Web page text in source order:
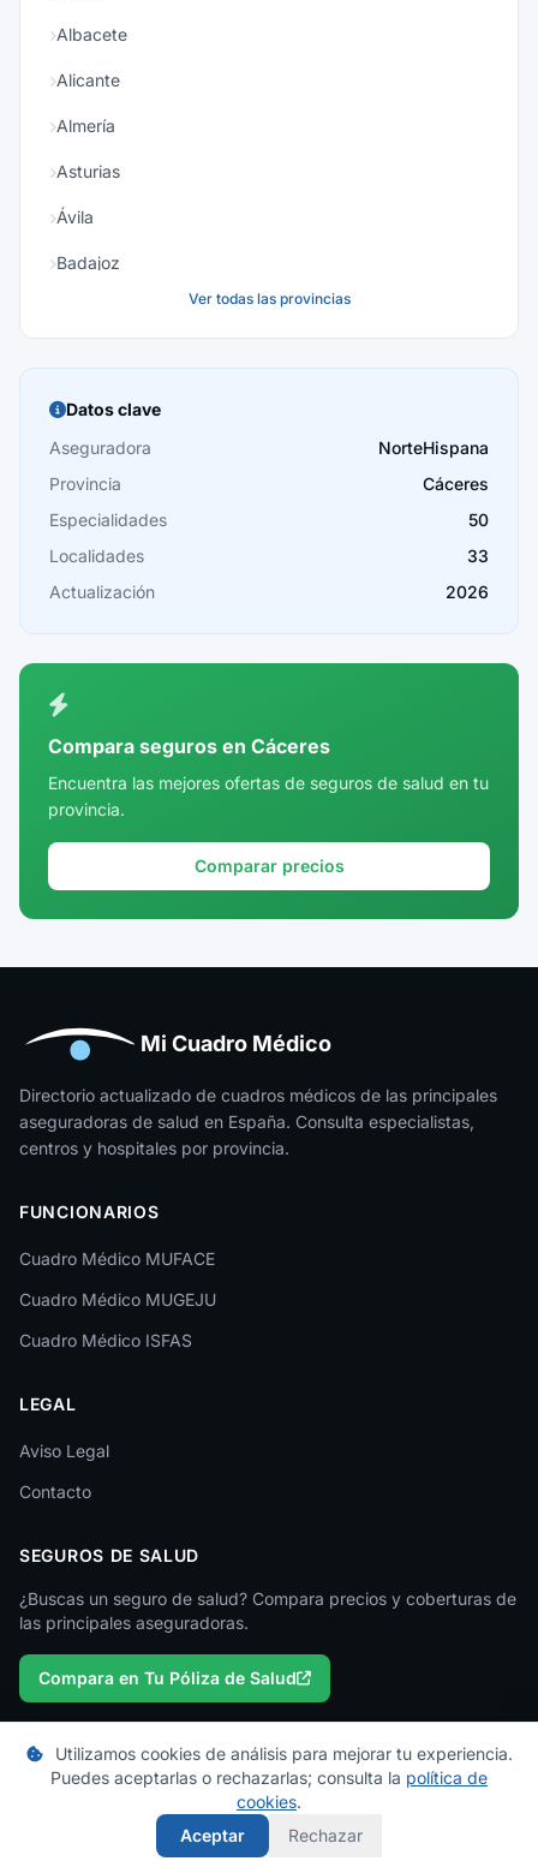
Albacete
Alicante
Almería
Asturias
Ávila
Badajoz
Burgos
Cáceres
Cádiz
Cantabria
Castellón
Córdoba
Cuenca
Girona
Huesca
Jaén
La Rioja
León
Lleida
Lugo
Málaga
Melilla
Murcia
Palencia
Pontevedra
Salamanca
Santa Cruz de Tenerife
Ver todas las provincias
Datos clave
Aseguradora
NorteHispana
Provincia
Cáceres
Especialidades
50
Localidades
33
Actualización
2026
Compara seguros en Cáceres
Encuentra las mejores ofertas de seguros de salud en tu
provincia.
Comparar precios
Mi Cuadro Médico
Directorio actualizado de cuadros médicos de las principales
aseguradoras de salud en España. Consulta especialistas,
centros y hospitales por provincia.
FUNCIONARIOS
Cuadro Médico MUFACE
Cuadro Médico MUGEJU
Cuadro Médico ISFAS
LEGAL
Aviso Legal
Contacto
SEGUROS DE SALUD
¿Buscas un seguro de salud? Compara precios y coberturas de
las principales aseguradoras.
Compara en Tu Póliza de Salud
© 2026 micuadromedico.es — Un proyecto de
Los cuadros médicos se actualizan periódicamente. Consulta con tu
aseguradora para información oficial.
Utilizamos cookies de análisis para mejorar tu experiencia.
Puedes aceptarlas o rechazarlas; consulta la política de
cookies.
Aceptar
Rechazar